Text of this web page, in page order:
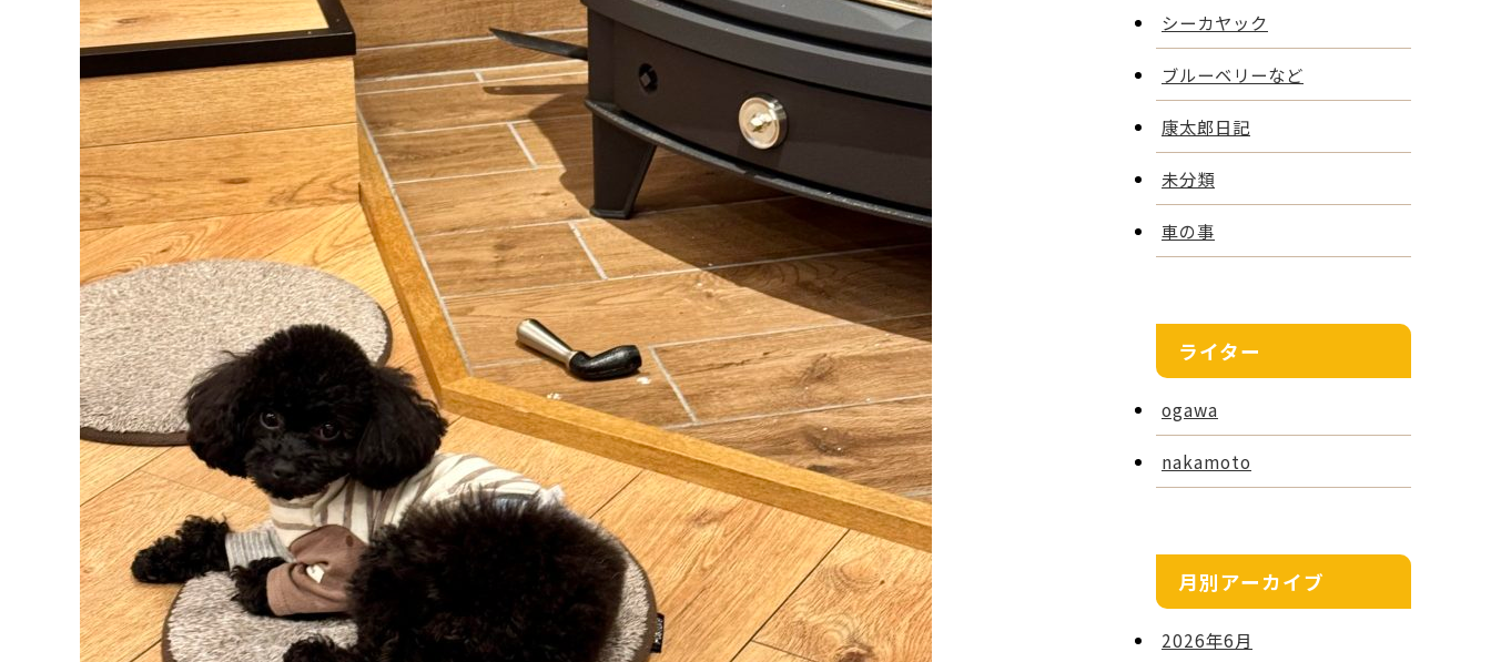
シーカヤック
ブルーベリーなど
康太郎日記
未分類
車の事
ライター
ogawa
nakamoto
月別アーカイブ
2026年6月